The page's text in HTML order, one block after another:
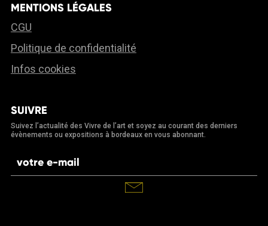
MENTIONS LÉGALES
CGU
Politique de confidentialité
Infos cookies
SUIVRE
Suivez l’actualité des Vivre de l’art et soyez au courant des derniers
évènements ou expositions à bordeaux en vous abonnant.